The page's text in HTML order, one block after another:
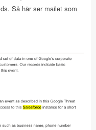
Så här ser mailet som